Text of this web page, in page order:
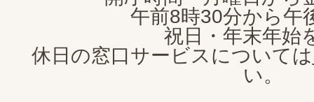
午前8時30分から午
祝日・年末年始
休日の窓口サービスについては
い。